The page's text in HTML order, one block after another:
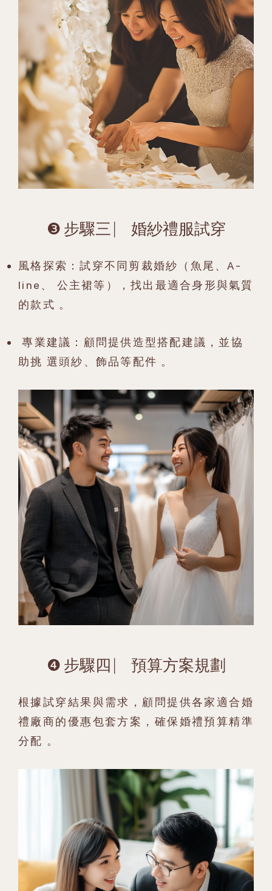
❸ 步驟三 ⎸ 婚紗禮服試穿
風格探索：試穿不同剪裁婚紗（魚尾、A-
line、 公主裙等），找出最適合身形與氣質
的款式 。
專業建議：顧問提供造型搭配建議，並協
助挑 選頭紗、飾品等配件 。
❹ 步驟四 ⎸ 預算方案規劃
根據試穿結果與需求，顧問提供各家適合婚
禮廠商的優惠包套方案，確保婚禮預算精準
分配 。